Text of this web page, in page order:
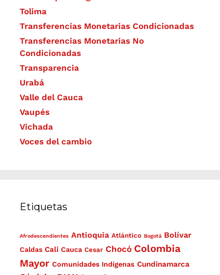
Tolima
Transferencias Monetarias Condicionadas
Transferencias Monetarias No
Condicionadas
Transparencia
Urabá
Valle del Cauca
Vaupés
Vichada
Voces del cambio
Etiquetas
Afrodescendientes Antioquia Atlántico Bogotá Bolívar
Caldas Cali Cauca Cesar Chocó Colombia
Mayor Comunidades Indígenas Cundinamarca